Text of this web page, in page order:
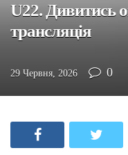
U22. Дивитись
трансляція
29 Червня, 2026 0